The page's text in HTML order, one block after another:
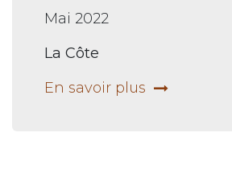
Mai 2022
La Côte
En savoir plus